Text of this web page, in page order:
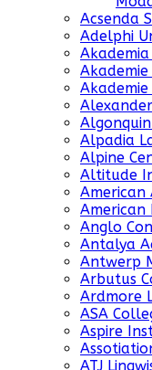
Acsenda
Adelphi
Alpadia
Alpine
Altitude
American
American
Anglo
Antalya
Antwerp
Arbutus
Ardmore
ASA
Aspire
ATJ